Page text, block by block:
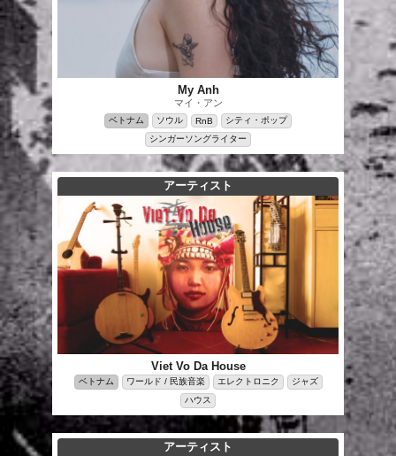
My Anh
マイ・アン
ベトナム ソウル RnB
シティ・ポップ
シンガーソングライター
アーティスト
Viet Vo Da House
ベトナム ワールド / 民族音楽 エレクトロニク
ジャズ
ハウス
アーティスト